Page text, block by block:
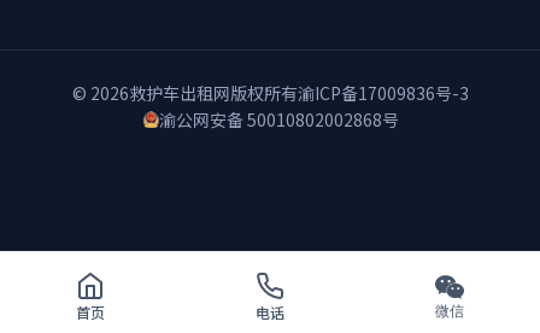
© 2026救护车出租网版权所有渝ICP备17009836号-3
渝公网安备 50010802002868号
首页 电话 微信